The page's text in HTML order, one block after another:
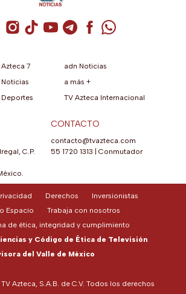
Cuenta de X / Twitter (se abre en una
Cuenta de Instagram (se abre en una
Cuenta de TikTok (se abre en
Cuenta de YouTube (se abre
Cuenta de Telegram (se
Cuenta de
Cuenta de
Azteca 7
Noticias
Deportes
adn Noticias
a más +
TV Azteca Internacional
C.P.
CONTACTO
contacto@tvazteca.com
55 1720 1313
Conmutador
Azteca, S.A.B. de C.V. Todos los derechos
Derechos
Inversionistas
Espacio
Trabaja con nosotros
de ética, integridad y cumplimiento
y Código de Ética de Televisión
del Valle de México